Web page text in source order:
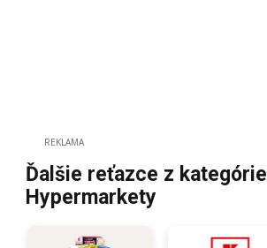
REKLAMA
Ďalšie reťazce z kategórie
Hypermarkety